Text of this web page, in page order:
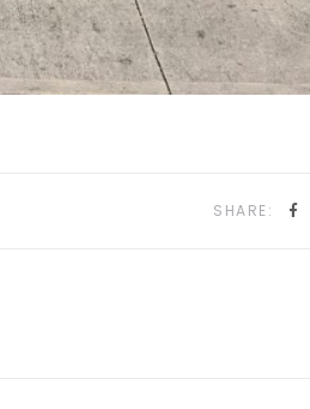
SHARE: